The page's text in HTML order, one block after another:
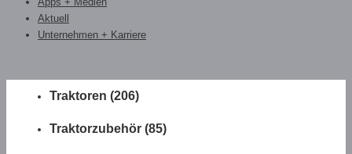
Aktuell
Unternehmen + Karriere
Traktoren (206)
Traktorzubehör (85)